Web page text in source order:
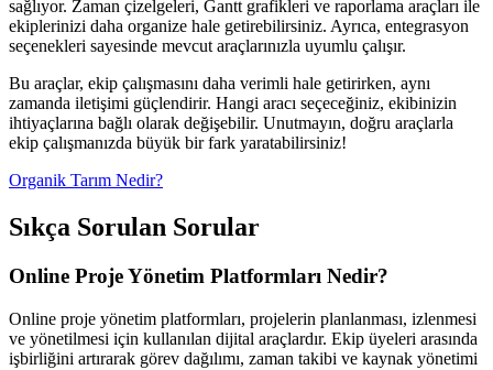
sağlıyor. Zaman çizelgeleri, Gantt grafikleri ve raporlama araçları ile
ekiplerinizi daha organize hale getirebilirsiniz. Ayrıca, entegrasyon
seçenekleri sayesinde mevcut araçlarınızla uyumlu çalışır.
Bu araçlar, ekip çalışmasını daha verimli hale getirirken, aynı
zamanda iletişimi güçlendirir. Hangi aracı seçeceğiniz, ekibinizin
ihtiyaçlarına bağlı olarak değişebilir. Unutmayın, doğru araçlarla
ekip çalışmanızda büyük bir fark yaratabilirsiniz!
Organik Tarım Nedir?
Sıkça Sorulan Sorular
Online Proje Yönetim Platformları Nedir?
Online proje yönetim platformları, projelerin planlanması, izlenmesi
ve yönetilmesi için kullanılan dijital araçlardır. Ekip üyeleri arasında
işbirliğini artırarak görev dağılımı, zaman takibi ve kaynak yönetimi